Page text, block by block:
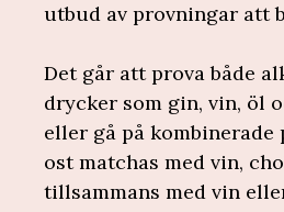
utbud av provningar att
Det går att prova både
drycker som gin, vin, öl
eller gå på
ost matchas med vin,
tillsammans med vin